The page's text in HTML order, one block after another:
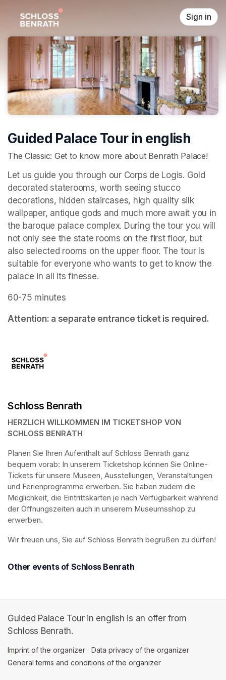
Sign in
Guided Palace Tour in english
The Classic: Get to know more about Benrath Palace!
Let us guide you through our Corps de Logis. Gold
decorated staterooms, worth seeing stucco
decorations, hidden staircases, high quality silk
wallpaper, antique gods and much more await you in
the baroque palace complex. During the tour you will
not only see the state rooms on the first floor, but
also selected rooms on the upper floor. The tour is
suitable for everyone who wants to get to know the
palace in all its finesse.
60-75 minutes
Attention: a separate entrance ticket is required.
Schloss Benrath
HERZLICH WILLKOMMEN IM TICKETSHOP VON
SCHLOSS BENRATH
Planen Sie Ihren Aufenthalt auf Schloss Benrath ganz
bequem vorab: In unserem Ticketshop können Sie Online-
Tickets für unsere Museen, Ausstellungen, Veranstaltungen
und Ferienprogramme erwerben. Sie haben zudem die
Möglichkeit, die Eintrittskarten je nach Verfügbarkeit während
der Öffnungszeiten auch in unserem Museumsshop zu
erwerben.
Wir freuen uns, Sie auf Schloss Benrath begrüßen zu dürfen!
Other events of Schloss Benrath
Guided Palace Tour in english is an offer from
Schloss Benrath.
Imprint of the organizer (opens in a new tab)
Data privacy of the organizer
General terms and conditions of the organizer